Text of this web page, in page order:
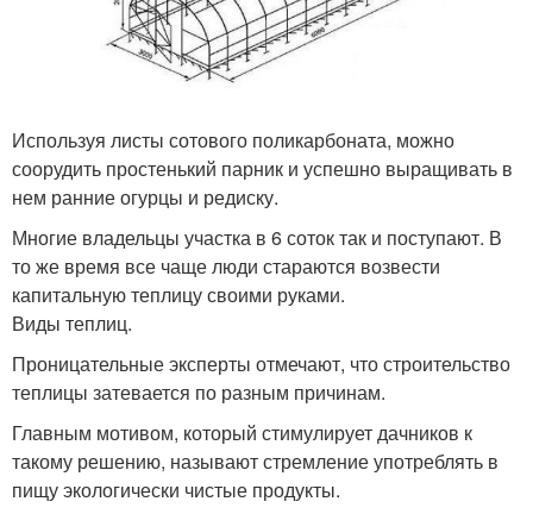
Используя листы сотового поликарбоната, можно
соорудить простенький парник и успешно выращивать в
нем ранние огурцы и редиску.
Многие владельцы участка в 6 соток так и поступают. В
то же время все чаще люди стараются возвести
капитальную теплицу своими руками.
Виды теплиц.
Проницательные эксперты отмечают, что строительство
теплицы затевается по разным причинам.
Главным мотивом, который стимулирует дачников к
такому решению, называют стремление употреблять в
пищу экологически чистые продукты.